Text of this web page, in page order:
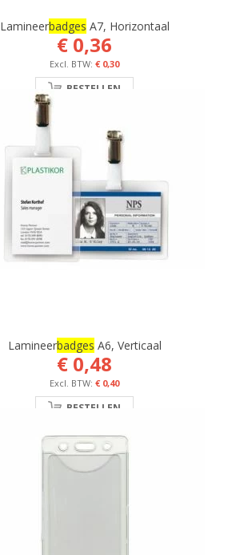
LamineerBadges A7, Horizontaal
€ 0,36
€ 0,30
BESTELLEN
LamineerBadges A6, Verticaal
€ 0,48
€ 0,40
BESTELLEN